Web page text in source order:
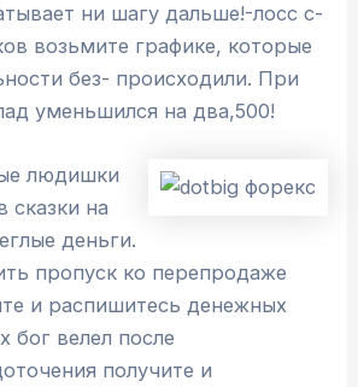
ни шагу дальше!-лосс с-
возьмите графике, которые
без- происходили. При
уменьшился на два,500!
людишки
сказки на
деньги.
пропуск ко перепродаже
и распишитесь денежных
бог велел после
получите и